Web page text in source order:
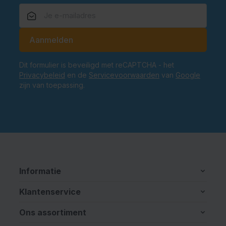
Aanmelden
Dit formulier is beveiligd met reCAPTCHA - het
Privacybeleid en de Servicevoorwaarden van Google
zijn van toepassing.
Informatie
Klantenservice
Ons assortiment